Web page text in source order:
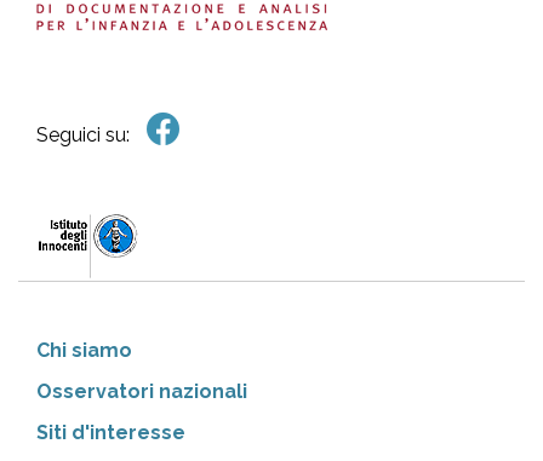
Seguici su:
Chi siamo
Osservatori nazionali
Siti d'interesse